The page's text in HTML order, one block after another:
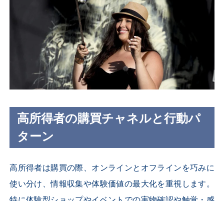
高所得者の購買チャネルと行動パ
ターン
高所得者は購買の際、オンラインとオフラインを巧みに
使い分け、情報収集や体験価値の最大化を重視します。